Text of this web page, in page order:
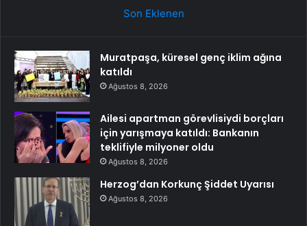
Son Eklenen
Muratpaşa, küresel genç iklim ağına
katıldı
Ağustos 8, 2026
Ailesi apartman görevlisiydi borçları
için yarışmaya katıldı: Bankanın
teklifiyle milyoner oldu
Ağustos 8, 2026
Herzog’dan Korkunç Şiddet Uyarısı
Ağustos 8, 2026